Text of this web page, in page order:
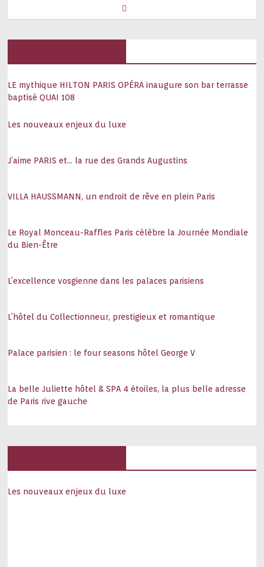
LE mythique HILTON PARIS OPÉRA inaugure son bar terrasse
baptisé QUAI 108
Les nouveaux enjeux du luxe
J’aime PARIS et… la rue des Grands Augustins
VILLA HAUSSMANN, un endroit de rêve en plein Paris
Le Royal Monceau-Raffles Paris célèbre la Journée Mondiale
du Bien-Être
L’excellence vosgienne dans les palaces parisiens
L’hôtel du Collectionneur, prestigieux et romantique
Palace parisien : le four seasons hôtel George V
La belle Juliette hôtel & SPA 4 étoiles, la plus belle adresse
de Paris rive gauche
Les nouveaux enjeux du luxe